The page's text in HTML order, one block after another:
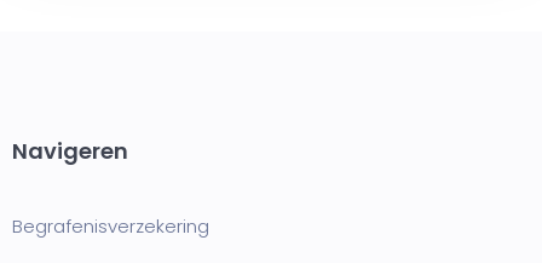
Navigeren
Begrafenisverzekering